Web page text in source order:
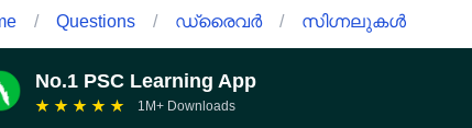
/ Questions / ഡ്രൈവർ / സിഗ്നലുകൾ
No.1 PSC Learning App
★ ★ ★ ★ ★ 1M+ Downloads